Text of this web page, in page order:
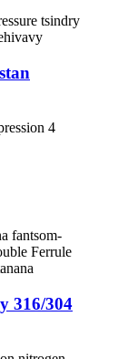
316/304